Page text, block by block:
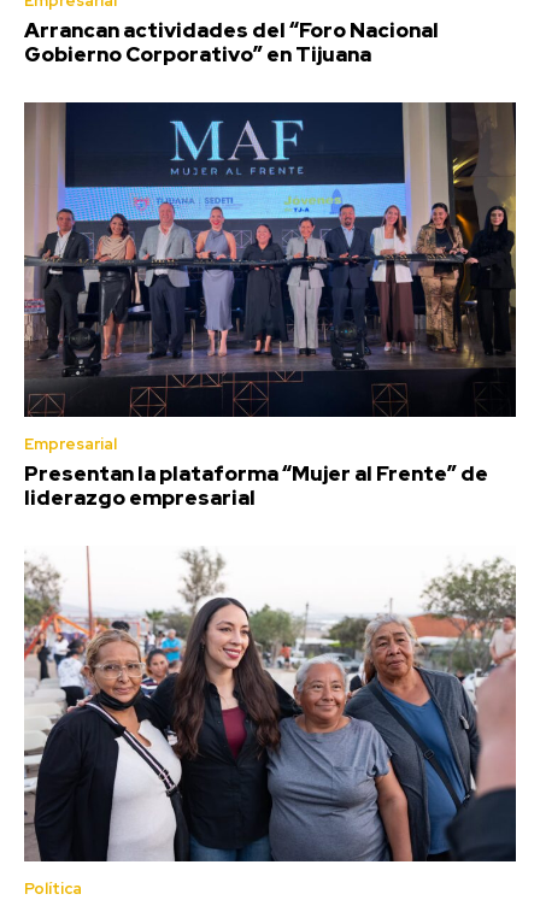
Arrancan actividades del “Foro Nacional
Gobierno Corporativo” en Tijuana
Empresarial
Presentan la plataforma “Mujer al Frente” de
liderazgo empresarial
Política